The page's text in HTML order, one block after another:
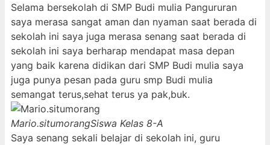
Selama bersekolah di SMP Budi mulia Pangururan
saya merasa sangat aman dan nyaman saat berada di
sekolah ini saya juga merasa senang saat berada di
sekolah ini saya berharap mendapat masa depan
yang baik karena didikan dari SMP Budi mulia saya
juga punya pesan pada guru smp Budi mulia
semangat terus,sehat terus ya pak,buk.
Mario.situmorangSiswa Kelas 8-A
Saya senang sekali belajar di sekolah ini, guru